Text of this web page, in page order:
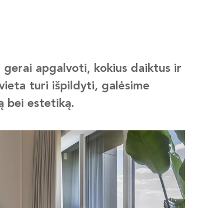
gerai apgalvoti, kokius daiktus ir
turi išpildyti, galėsime
bei estetiką.